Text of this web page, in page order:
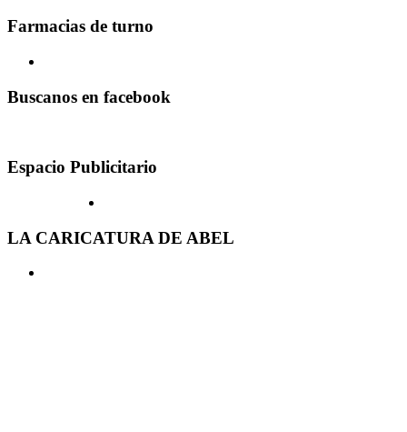
Farmacias de turno
Buscanos en facebook
Espacio Publicitario
LA CARICATURA DE ABEL